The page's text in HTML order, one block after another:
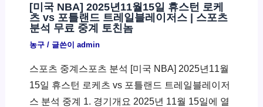
[미국 NBA] 2025년11월15일 휴스턴 로케
츠 vs 포틀랜드 트레일블레이저스 | 스포츠
분석 무료 중계 토친놈
농구/ 글쓴이 admin
스포츠 중계스포츠 분석 [미국 NBA] 2025년11월
15일 휴스턴 로케츠 vs 포틀랜드 트레일블레이저
스 분석 중계 1. 경기개요 2025년 11월 15일에 열